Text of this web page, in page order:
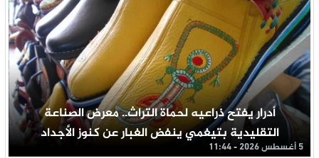
أدرار يفتح ذراعيه لحماة التراث.. معرض الصناعة
التقليدية بتيغمي ينفض الغبار عن كنوز الأجداد
5 أغسطس 2026 - 11:44